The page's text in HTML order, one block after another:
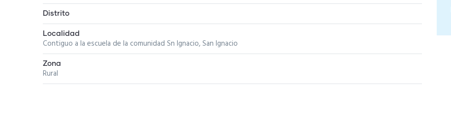
Distrito
Localidad
Contiguo a la escuela de la comunidad Sn Ignacio, San Ignacio
Zona
Rural